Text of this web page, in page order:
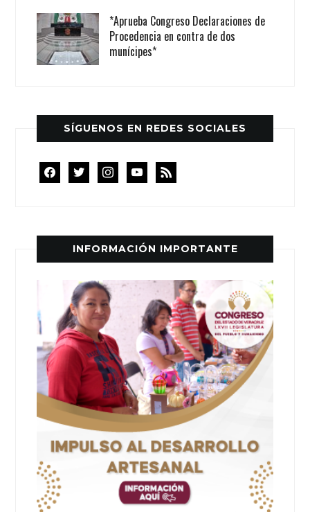
*Aprueba Congreso Declaraciones de
Procedencia en contra de dos
munícipes*
SÍGUENOS EN REDES SOCIALES
facebooktwitterinstagramyoutube
rss
INFORMACIÓN IMPORTANTE